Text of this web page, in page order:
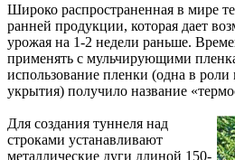
Широко распространенная в мире
ранней продукции, которая дает
урожая на 1-2 недели раньше.
применять с мульчирующими
использование пленки (одна в роли
укрытия) получило название
Для создания туннеля над
строками устанавливают
металлические дуги длиной 150-